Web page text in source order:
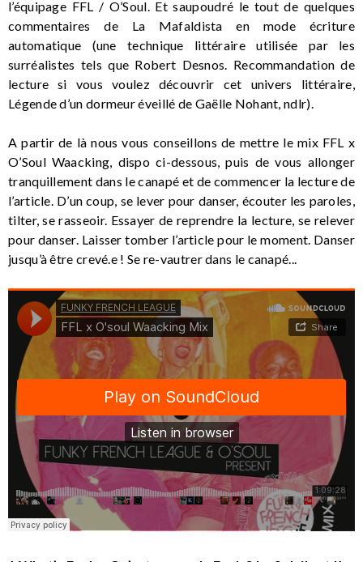
l’équipage FFL / O’Soul. Et saupoudré le tout de quelques
commentaires de La Mafaldista en mode écriture
automatique (une technique littéraire utilisée par les
surréalistes tels que Robert Desnos. Recommandation de
lecture si vous voulez découvrir cet univers littéraire,
Légende d’un dormeur éveillé de Gaëlle Nohant, ndlr).
A partir de là nous vous conseillons de mettre le mix FFL x
O’Soul Waacking, dispo ci-dessous, puis de vous allonger
tranquillement dans le canapé et de commencer la lecture de
l’article. D’un coup, se lever pour danser, écouter les paroles,
tilter, se rasseoir. Essayer de reprendre la lecture, se relever
pour danser. Laisser tomber l’article pour le moment. Danser
jusqu’à être crevé.e ! Se re-vautrer dans le canapé...